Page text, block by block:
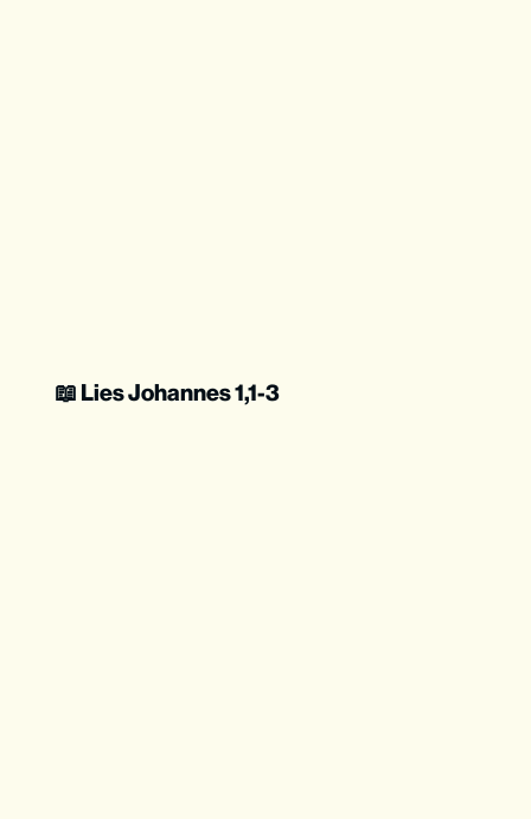
📖 Lies Johannes 1,1-3